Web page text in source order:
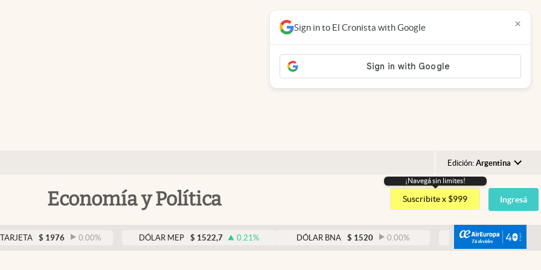
Edición: Argentina
Argentina
España
México
USA
Economía y Política
¡Navegá sin limites!
Suscribite x $999 Ingresá
$ 1976 0.00 % DÓLAR MEP $ 1522,7 0.21 % DÓLAR BNA $ 1520 0.00 % DÓLAR BLUE $ 1525 -0.33
Sign in to El Cronista with Google ×